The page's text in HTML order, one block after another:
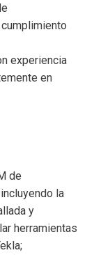
experiencia
en
de
la
y
herramientas